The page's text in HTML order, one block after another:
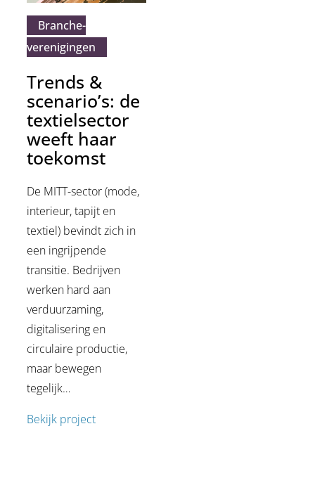
Branche­
verenigingen
Trends &
scenario’s: de
textielsector
weeft haar
toekomst
De MITT-sector (mode,
interieur, tapijt en
textiel) bevindt zich in
een ingrijpende
transitie. Bedrijven
werken hard aan
verduurzaming,
digitalisering en
circulaire productie,
maar bewegen
tegelijk…
Bekijk project